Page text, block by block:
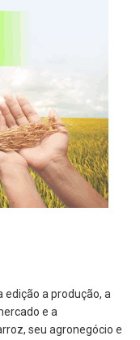
a produção, a
e a
seu agronegócio e